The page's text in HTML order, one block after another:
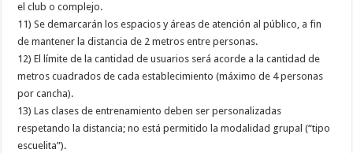
el club o complejo.
11) Se demarcarán los espacios y áreas de atención al público, a fin
de mantener la distancia de 2 metros entre personas.
12) El límite de la cantidad de usuarios será acorde a la cantidad de
metros cuadrados de cada establecimiento (máximo de 4 personas
por cancha).
13) Las clases de entrenamiento deben ser personalizadas
respetando la distancia; no está permitido la modalidad grupal (“tipo
escuelita”).